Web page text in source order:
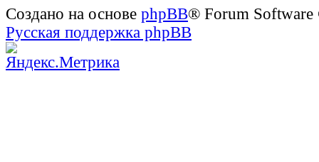
Создано на основе phpBB® Forum
Русская поддержка phpBB